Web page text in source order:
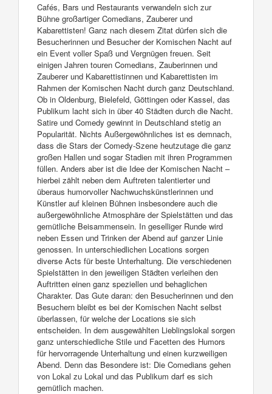
Cafés, Bars und Restaurants verwandeln sich zur
Bühne großartiger Comedians, Zauberer und
Kabarettisten! Ganz nach diesem Zitat dürfen sich die
Besucherinnen und Besucher der Komischen Nacht auf
ein Event voller Spaß und Vergnügen freuen. Seit
einigen Jahren touren Comedians, Zauberinnen und
Zauberer und Kabarettistinnen und Kabarettisten im
Rahmen der Komischen Nacht durch ganz Deutschland.
Ob in Oldenburg, Bielefeld, Göttingen oder Kassel, das
Publikum lacht sich in über 40 Städten durch die Nacht.
Satire und Comedy gewinnt in Deutschland stetig an
Popularität. Nichts Außergewöhnliches ist es demnach,
dass die Stars der Comedy-Szene heutzutage die ganz
großen Hallen und sogar Stadien mit ihren Programmen
füllen. Anders aber ist die Idee der Komischen Nacht –
hierbei zählt neben dem Auftreten talentierter und
überaus humorvoller Nachwuchskünstlerinnen und
Künstler auf kleinen Bühnen insbesondere auch die
außergewöhnliche Atmosphäre der Spielstätten und das
gemütliche Beisammensein. In geselliger Runde wird
neben Essen und Trinken der Abend auf ganzer Linie
genossen. In unterschiedlichen Locations sorgen
diverse Acts für beste Unterhaltung. Die verschiedenen
Spielstätten in den jeweiligen Städten verleihen den
Auftritten einen ganz speziellen und behaglichen
Charakter. Das Gute daran: den Besucherinnen und den
Besuchern bleibt es bei der Komischen Nacht selbst
überlassen, für welche der Locations sie sich
entscheiden. In dem ausgewählten Lieblingslokal sorgen
ganz unterschiedliche Stile und Facetten des Humors
für hervorragende Unterhaltung und einen kurzweiligen
Abend. Denn das Besondere ist: Die Comedians gehen
von Lokal zu Lokal und das Publikum darf es sich
gemütlich machen.